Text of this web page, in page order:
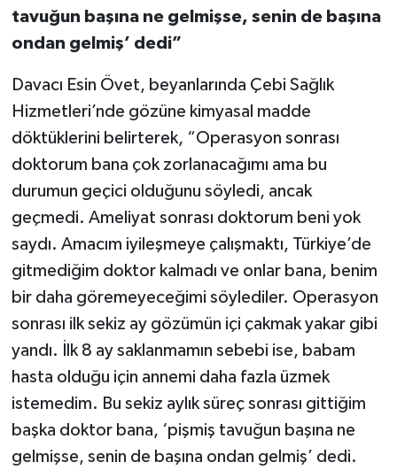
tavuğun başına ne gelmişse, senin de başına
ondan gelmiş’ dedi”
Davacı Esin Övet, beyanlarında Çebi Sağlık
Hizmetleri’nde gözüne kimyasal madde
döktüklerini belirterek, “Operasyon sonrası
doktorum bana çok zorlanacağımı ama bu
durumun geçici olduğunu söyledi, ancak
geçmedi. Ameliyat sonrası doktorum beni yok
saydı. Amacım iyileşmeye çalışmaktı, Türkiye’de
gitmediğim doktor kalmadı ve onlar bana, benim
bir daha göremeyeceğimi söylediler. Operasyon
sonrası ilk sekiz ay gözümün içi çakmak yakar gibi
yandı. İlk 8 ay saklanmamın sebebi ise, babam
hasta olduğu için annemi daha fazla üzmek
istemedim. Bu sekiz aylık süreç sonrası gittiğim
başka doktor bana, ‘pişmiş tavuğun başına ne
gelmişse, senin de başına ondan gelmiş’ dedi.